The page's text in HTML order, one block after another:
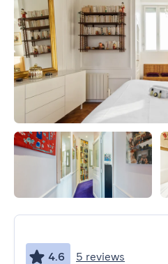
4.6 5 reviews